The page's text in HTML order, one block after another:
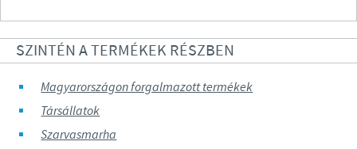
SZINTÉN A TERMÉKEK RÉSZBEN
Magyarországon forgalmazott termékek
Társállatok
Szarvasmarha